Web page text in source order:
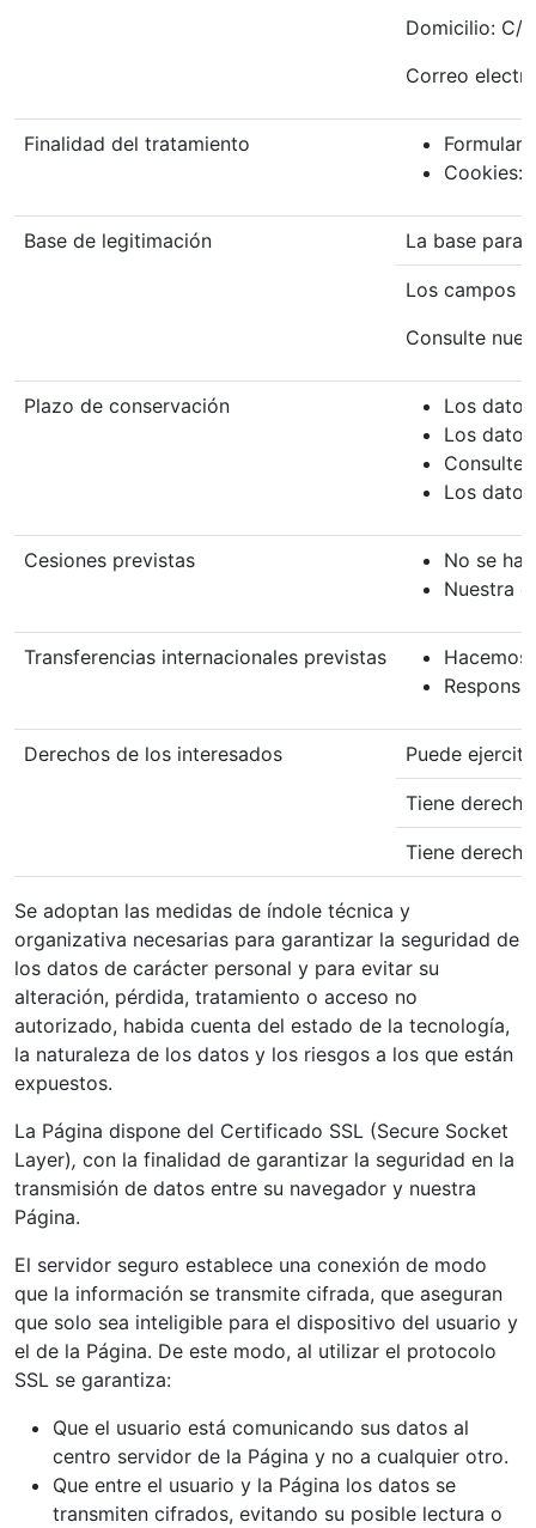
Domicilio: C/
Correo
Finalidad del tratamiento
Cookies:
Base de legitimación La base para
Los campos
Consulte
Plazo de conservación
Los
Los
Consulte
Los
Cesiones previstas
No se
Nuestra
Transferencias internacionales previstas
Hacemos
Derechos de los interesados Puede
Tiene
Tiene
Se adoptan las medidas de índole técnica y
organizativa necesarias para garantizar la seguridad de
los datos de carácter personal y para evitar su
alteración, pérdida, tratamiento o acceso no
autorizado, habida cuenta del estado de la tecnología,
la naturaleza de los datos y los riesgos a los que están
expuestos.
La Página dispone del Certificado SSL (Secure Socket
Layer), con la finalidad de garantizar la seguridad en la
transmisión de datos entre su navegador y nuestra
Página.
El servidor seguro establece una conexión de modo
que la información se transmite cifrada, que aseguran
que solo sea inteligible para el dispositivo del usuario y
el de la Página. De este modo, al utilizar el protocolo
SSL se garantiza:
Que el usuario está comunicando sus datos al
centro servidor de la Página y no a cualquier otro.
Que entre el usuario y la Página los datos se
transmiten cifrados, evitando su posible lectura o